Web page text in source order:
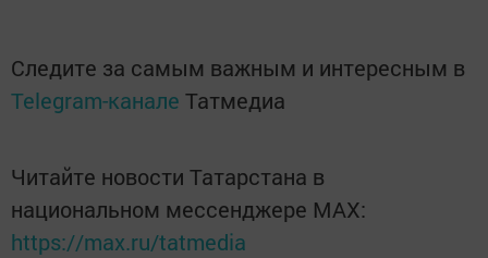
Следите за самым важным и интересным в
Telegram-канале Татмедиа
Читайте новости Татарстана в
национальном мессенджере MАХ:
https://max.ru/tatmedia